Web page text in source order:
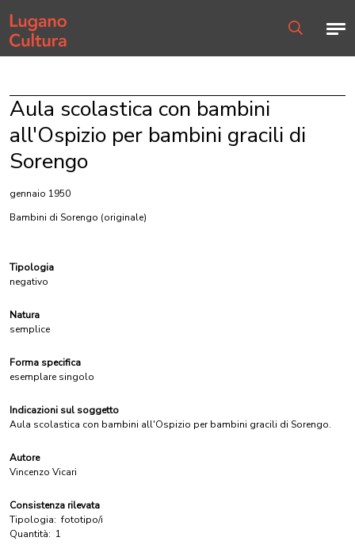
Home page
Aula scolastica con bambini
all'Ospizio per bambini gracili di
Sorengo
gennaio 1950
Bambini di Sorengo (originale)
Tipologia
negativo
Natura
semplice
Forma specifica
esemplare singolo
Indicazioni sul soggetto
Aula scolastica con bambini all'Ospizio per bambini gracili di Sorengo.
Autore
Vincenzo Vicari
Consistenza rilevata
Tipologia: fototipo/i
Quantità: 1